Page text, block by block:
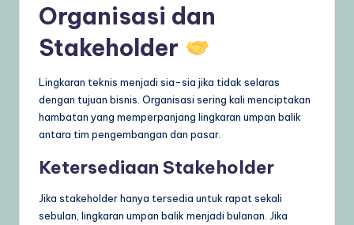
Organisasi dan
Stakeholder
Lingkaran teknis menjadi sia-sia jika tidak selaras
dengan tujuan bisnis. Organisasi sering kali menciptakan
hambatan yang memperpanjang lingkaran umpan balik
antara tim pengembangan dan pasar.
Ketersediaan Stakeholder
Jika stakeholder hanya tersedia untuk rapat sekali
sebulan, lingkaran umpan balik menjadi bulanan. Jika